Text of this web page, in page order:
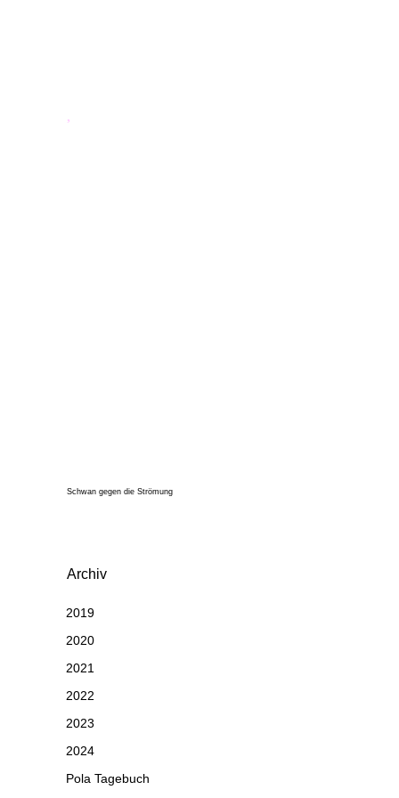
Schwan gegen die Strömung
Archiv
2019
2020
2021
2022
2023
2024
Pola Tagebuch